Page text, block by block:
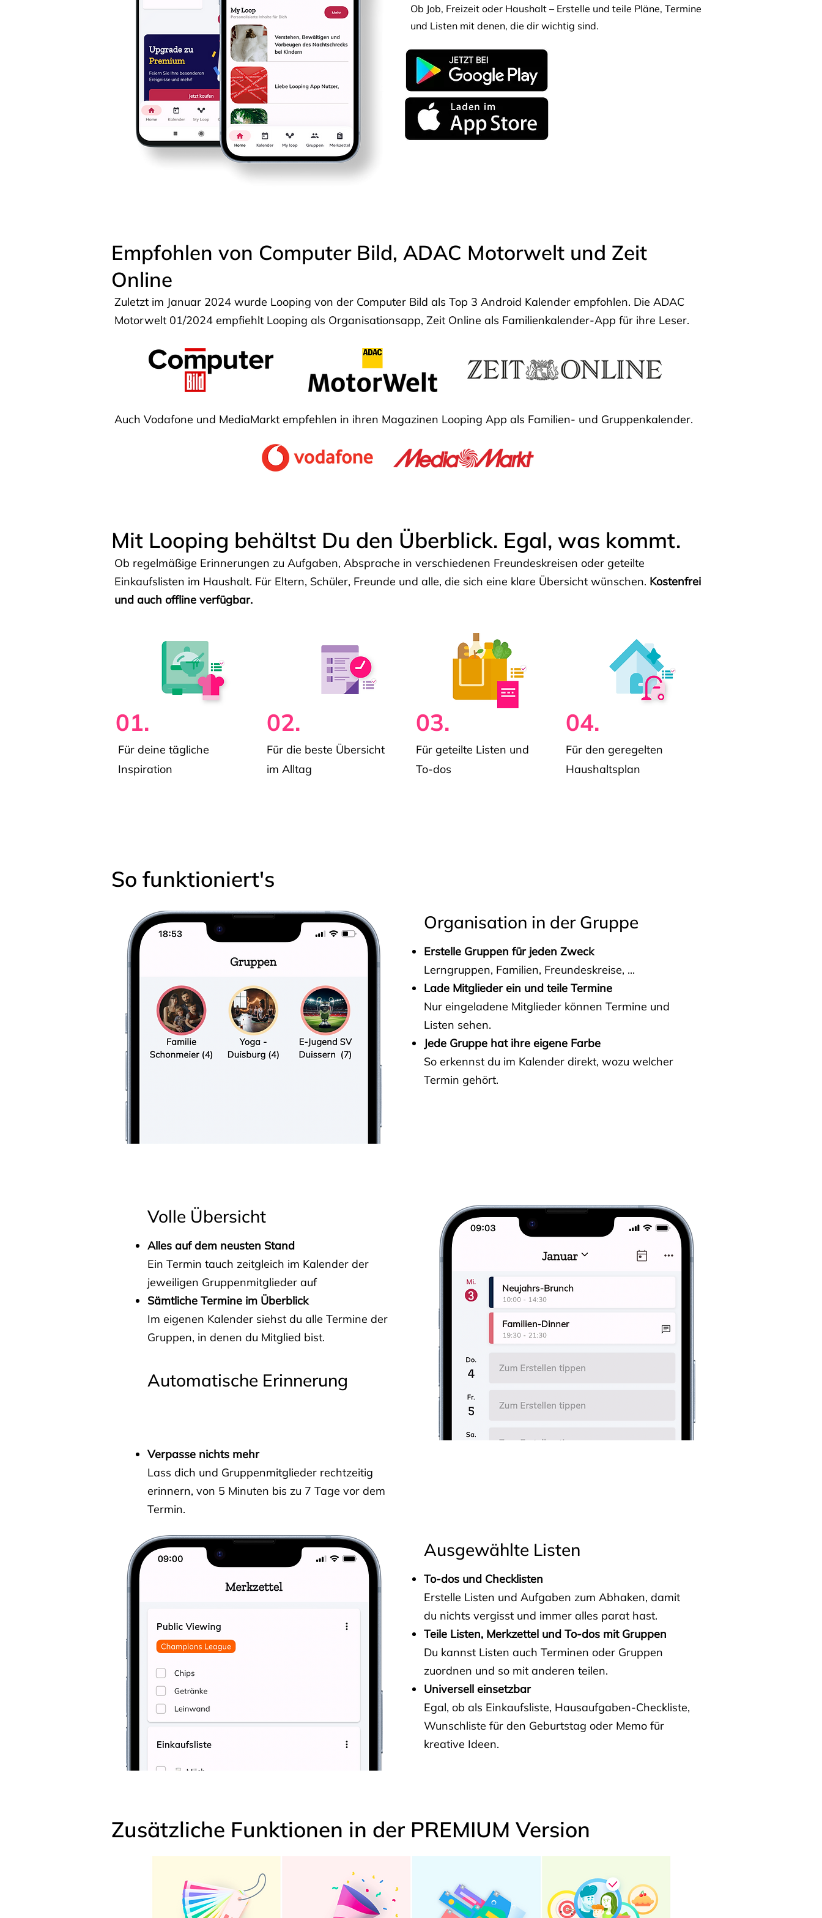
Ob Job, Freizeit oder Haushalt – Erstelle und teile Pläne, Termine
und Listen mit denen, die dir wichtig sind.
Empfohlen von Computer Bild, ADAC Motorwelt und Zeit
Online
Zuletzt im Januar 2024 wurde Looping von der Computer Bild als Top 3 Android Kalender empfohlen. Die ADAC
Motorwelt 01/2024 empfiehlt Looping als Organisationsapp, Zeit Online als Familienkalender-App für ihre Leser.
Auch Vodafone und MediaMarkt empfehlen in ihren Magazinen Looping App als Familien- und Gruppenkalender.
Mit Looping behältst Du den Überblick. Egal, was kommt.
Ob regelmäßige Erinnerungen zu Aufgaben, Absprache in verschiedenen Freundeskreisen oder geteilte
Einkaufslisten im Haushalt. Für Eltern, Schüler, Freunde und alle, die sich eine klare Übersicht wünschen. Kostenfrei
und auch offline verfügbar.
01.
Für deine tägliche
Inspiration
02.
Für die beste Übersicht
im Alltag
03.
Für geteilte Listen und
To-dos
04.
Für den geregelten
Haushaltsplan
So funktioniert's
Organisation in der Gruppe
Erstelle Gruppen für jeden Zweck
Lerngruppen, Familien, Freundeskreise, ...
Lade Mitglieder ein und teile Termine
Nur eingeladene Mitglieder können Termine und
Listen sehen.
Jede Gruppe hat ihre eigene Farbe
So erkennst du im Kalender direkt, wozu welcher
Termin gehört.
Volle Übersicht
Alles auf dem neusten Stand
Ein Termin tauch zeitgleich im Kalender der
jeweiligen Gruppenmitglieder auf
Sämtliche Termine im Überblick
Im eigenen Kalender siehst du alle Termine der
Gruppen, in denen du Mitglied bist.
Automatische Erinnerung
Verpasse nichts mehr
Lass dich und Gruppenmitglieder rechtzeitig
erinnern, von 5 Minuten bis zu 7 Tage vor dem
Termin.
Ausgewählte Listen
To-dos und Checklisten
Erstelle Listen und Aufgaben zum Abhaken, damit
du nichts vergisst und immer alles parat hast.
Teile Listen, Merkzettel und To-dos mit Gruppen
Du kannst Listen auch Terminen oder Gruppen
zuordnen und so mit anderen teilen.
Universell einsetzbar
Egal, ob als Einkaufsliste, Hausaufgaben-Checkliste,
Wunschliste für den Geburtstag oder Memo für
kreative Ideen.
Zusätzliche Funktionen in der PREMIUM Version